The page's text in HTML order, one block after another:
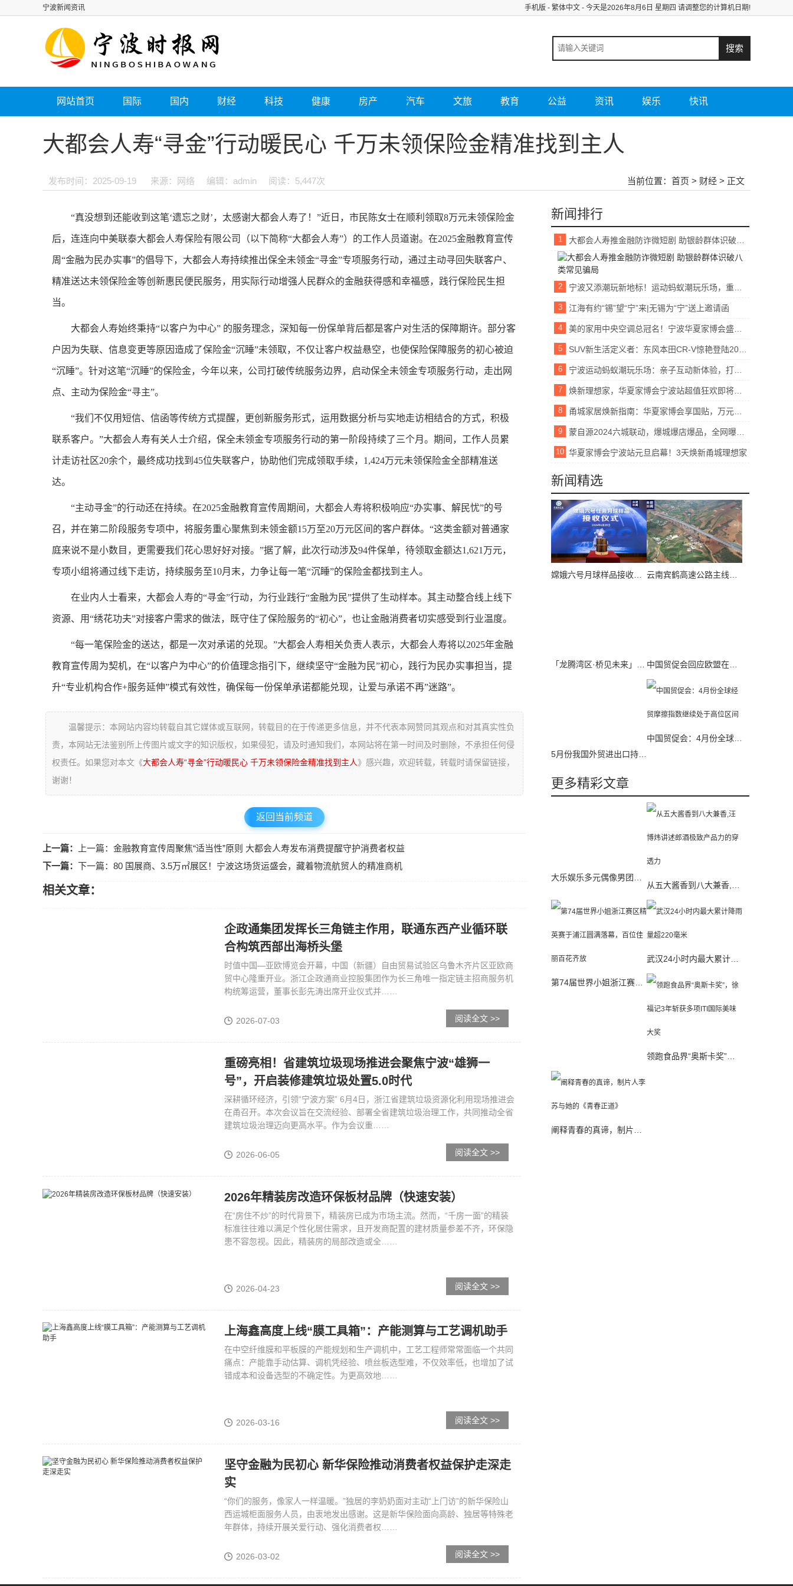
宁波新闻资讯 手机版 - 繁体中文 - 今天是2026年8月6日 星期四 请调整您的计算机日期!
网站首页 国际 国内 财经 科技 健康 房产 汽车 文旅 教育 公益 资讯 娱乐 快讯
大都会人寿“寻金”行动暖民心 千万未领保险金精准找到主人
发布时间：2025-09-19 来源：网络 编辑：admin 阅读：5,447次 当前位置： 首页 > 财经 > 正文
“真没想到还能收到这笔‘遗忘之财’，太感谢大都会人寿了！”近日，市民陈女士在顺利领取8万元未领保险金
后，连连向中美联泰大都会人寿保险有限公司（以下简称“大都会人寿”）的工作人员道谢。在2025金融教育宣传
周“金融为民办实事”的倡导下，大都会人寿持续推出保全未领金“寻金”专项服务行动，通过主动寻回失联客户、
精准送达未领保险金等创新惠民便民服务，用实际行动增强人民群众的金融获得感和幸福感，践行保险民生担
当。
大都会人寿始终秉持“以客户为中心” 的服务理念，深知每一份保单背后都是客户对生活的保障期许。部分客
户因为失联、信息变更等原因造成了保险金“沉睡”未领取，不仅让客户权益悬空，也使保险保障服务的初心被迫
“沉睡”。针对这笔“沉睡”的保险金，今年以来，公司打破传统服务边界，启动保全未领金专项服务行动，走出网
点、主动为保险金“寻主”。
“我们不仅用短信、信函等传统方式提醒，更创新服务形式，运用数据分析与实地走访相结合的方式，积极
联系客户。”大都会人寿有关人士介绍，保全未领金专项服务行动的第一阶段持续了三个月。期间，工作人员累
计走访社区20余个，最终成功找到45位失联客户，协助他们完成领取手续，1,424万元未领保险金全部精准送
达。
“主动寻金”的行动还在持续。在2025金融教育宣传周期间，大都会人寿将积极响应“办实事、解民忧”的号
召，并在第二阶段服务专项中，将服务重心聚焦到未领金额15万至20万元区间的客户群体。“这类金额对普通家
庭来说不是小数目，更需要我们花心思好好对接。”据了解，此次行动涉及94件保单，待领取金额达1,621万元，
专项小组将通过线下走访，持续服务至10月末，力争让每一笔“沉睡”的保险金都找到主人。
在业内人士看来，大都会人寿的“寻金”行动，为行业践行“金融为民”提供了生动样本。其主动整合线上线下
资源、用“绣花功夫”对接客户需求的做法，既守住了保险服务的“初心”，也让金融消费者切实感受到行业温度。
“每一笔保险金的送达，都是一次对承诺的兑现。”大都会人寿相关负责人表示，大都会人寿将以2025年金融
教育宣传周为契机，在“以客户为中心”的价值理念指引下，继续坚守“金融为民”初心，践行为民办实事担当，提
升“专业机构合作+服务延伸”模式有效性，确保每一份保单承诺都能兑现，让爱与承诺不再”迷路”。
温馨提示：本网站内容均转载自其它媒体或互联网，转载目的在于传递更多信息，并不代表本网赞同其观点和对其真实性负
责，本网站无法鉴别所上传图片或文字的知识版权，如果侵犯，请及时通知我们，本网站将在第一时间及时删除，不承担任何侵
权责任。如果您对本文《大都会人寿“寻金”行动暖民心 千万未领保险金精准找到主人》感兴趣，欢迎转载，转载时请保留链接，
谢谢！
返回当前频道
上一篇：
上一篇：金融教育宣传周聚焦“适当性”原则 大都会人寿发布消费提醒守护消费者权益
下一篇： 下一篇：80 国展商、3.5万㎡展区！宁波这场货运盛会，藏着物流航贸人的精准商机
相关文章：
企政通集团发挥长三角链主作用，联通东西产业循环联
合构筑西部出海桥头堡
时值中国—亚欧博览会开幕，中国（新疆）自由贸易试验区乌鲁木齐片区亚欧商
贸中心隆重开业。浙江企政通商业控股集团作为长三角唯一指定链主招商服务机
构统筹运营，董事长彭先涛出席开业仪式并……
2026-07-03 阅读全文 >>
重磅亮相！省建筑垃圾现场推进会聚焦宁波“雄狮一
号”，开启装修建筑垃圾处置5.0时代
深耕循环经济，引领“宁波方案” 6月4日，浙江省建筑垃圾资源化利用现场推进会
在甬召开。本次会议旨在交流经验、部署全省建筑垃圾治理工作，共同推动全省
建筑垃圾治理迈向更高水平。作为会议重……
2026-06-05 阅读全文 >>
2026年精装房改造环保板材品牌（快速安装）
在“房住不炒”的时代背景下，精装房已成为市场主流。然而，“千房一面”的精装
标准往往难以满足个性化居住需求，且开发商配置的建材质量参差不齐，环保隐
患不容忽视。因此，精装房的局部改造或全……
2026-04-23 阅读全文 >>
上海鑫高度上线“膜工具箱”：产能测算与工艺调机助手
在中空纤维膜和平板膜的产能规划和生产调机中，工艺工程师常常面临一个共同
痛点：产能靠手动估算、调机凭经验、喷丝板选型难，不仅效率低，也增加了试
错成本和设备选型的不确定性。为更高效地……
2026-03-16 阅读全文 >>
坚守金融为民初心 新华保险推动消费者权益保护走深走
实
“你们的服务，像家人一样温暖。”独居的李奶奶面对主动“上门访”的新华保险山
西运城柜面服务人员，由衷地发出感谢。这是新华保险面向高龄、独居等特殊老
年群体，持续开展关爱行动、强化消费者权……
2026-03-02 阅读全文 >>
新闻排行
1
2
3 江海有约“锡”望“宁”来|无锡为“宁”送上邀请函
4
5
6
7
8
9
10 华夏家博会宁波站元旦启幕！3天焕新甬城理想家
新闻精选
更多精彩文章